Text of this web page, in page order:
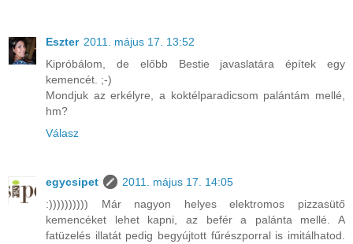
Eszter 2011. május 17. 13:52
Kipróbálom, de előbb Bestie javaslatára építek egy
kemencét. ;-)
Mondjuk az erkélyre, a koktélparadicsom palántám mellé,
hm?
Válasz
egycsipet
2011. május 17. 14:05
:)))))))))) Már nagyon helyes elektromos pizzasütő
kemencéket lehet kapni, az befér a palánta mellé. A
fatüzelés illatát pedig begyújtott fűrészporral is imitálhatod.